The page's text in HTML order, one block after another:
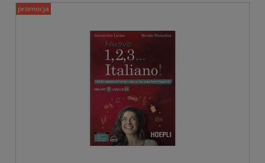
promocja